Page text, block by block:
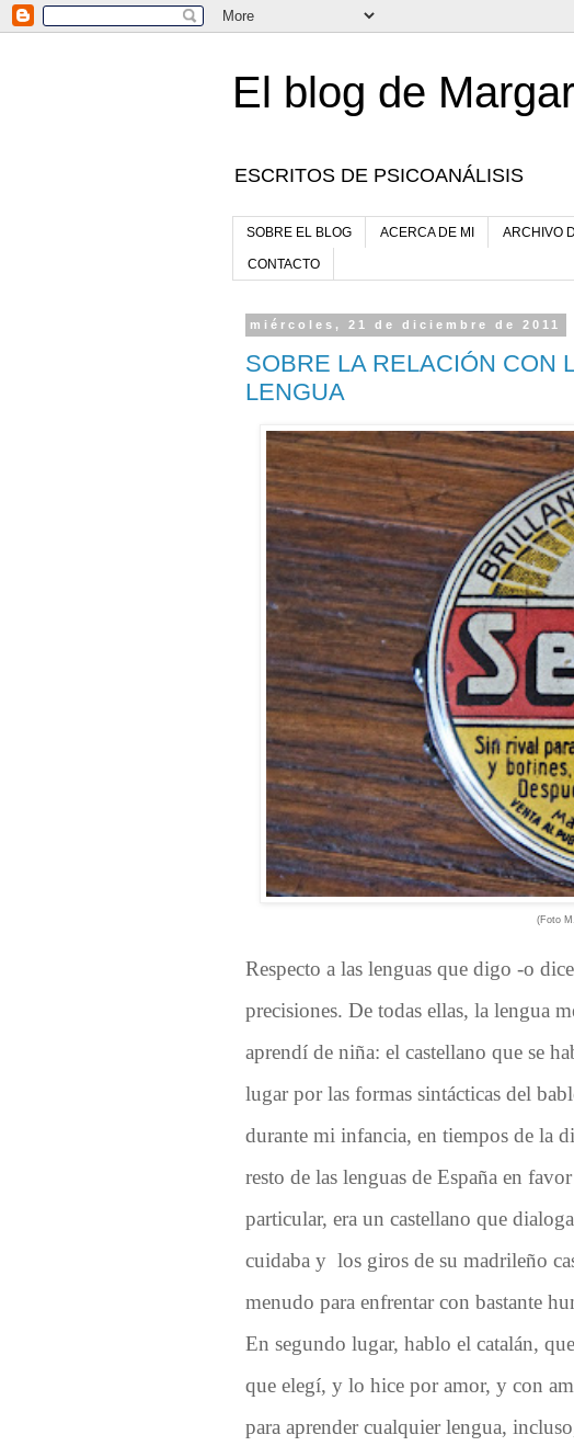
El blog de
ESCRITOS DE PSICOANÁLISIS
SOBRE EL BLOG ACERCA DE MI ARCHIVO
CONTACTO
miércoles, 21 de diciembre de 2011
SOBRE LA RELACIÓN CON
LENGUA
(Foto
Respecto a las lenguas que digo -o
precisiones. De todas ellas, la lengua
aprendí de niña: el castellano que se
lugar por las formas sintácticas del
durante mi infancia, en tiempos de la
resto de las lenguas de España en
particular, era un castellano que
cuidaba y los giros de su madrileño
menudo para enfrentar con bastante
En segundo lugar, hablo el catalán,
que elegí, y lo hice por amor, y con
para aprender cualquier lengua,